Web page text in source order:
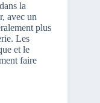
la
avec un
plus
Les
et le
faire